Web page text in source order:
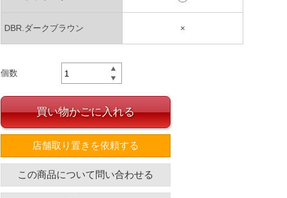
DBR.ダークブラウン ×
個数
買い物かごに入れる
店舗取り置きを依頼する
この商品について問い合わせる